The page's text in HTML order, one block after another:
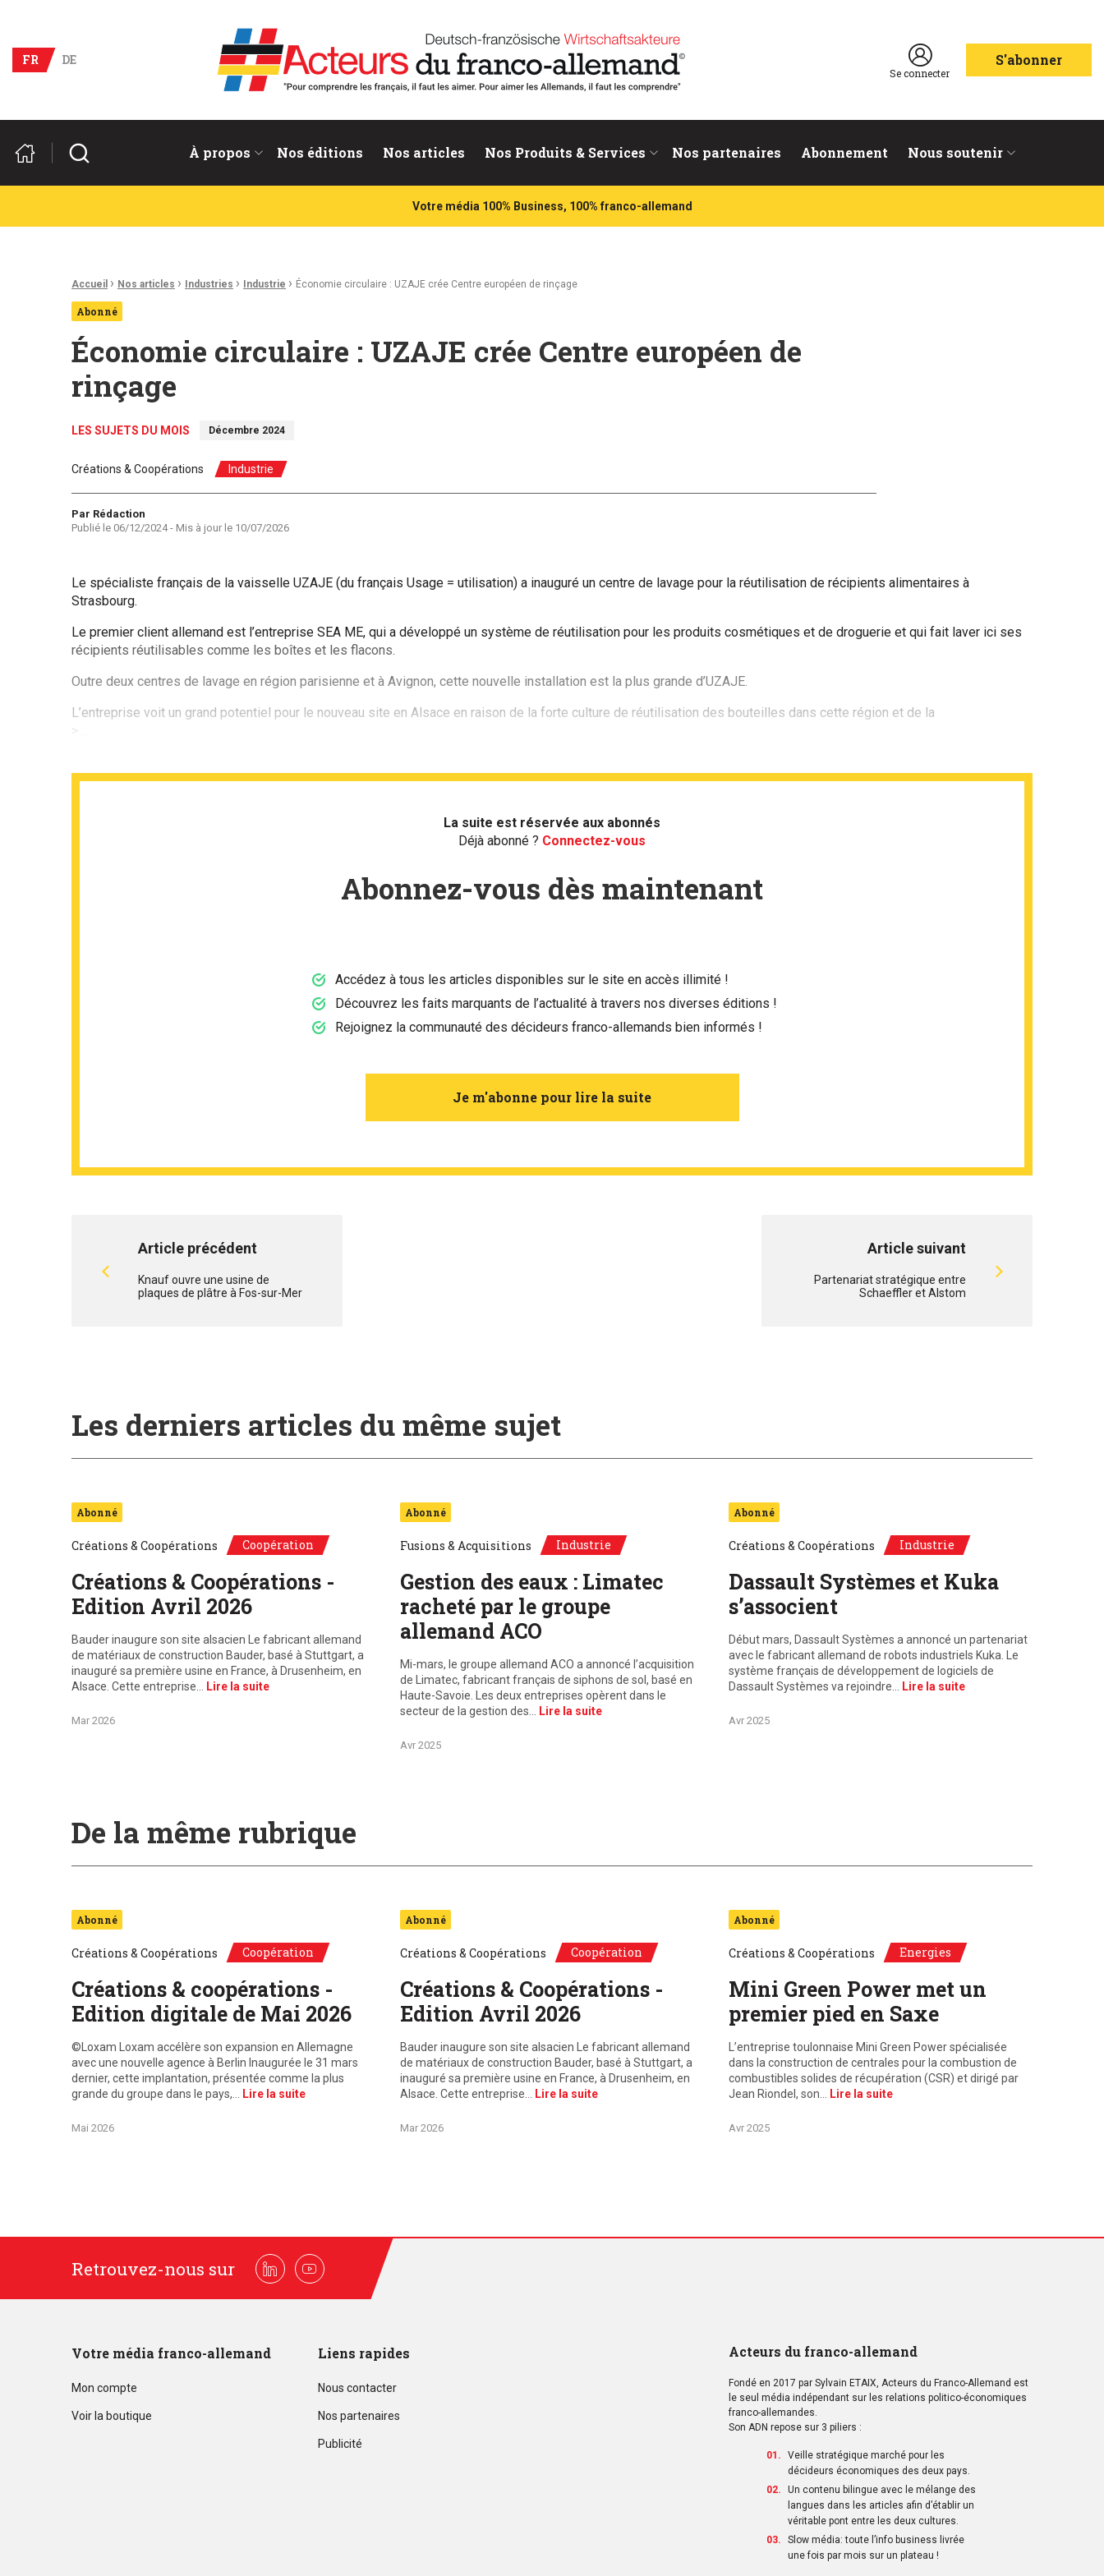
Acteurs du franco-allemand
FR
DE
Se connecter
S'abonner
À propos Nos éditions Nos articles Nos Produits & Services Nos partenaires Abonnement Nous soutenir
Rechercher
Votre média 100% Business, 100% franco-allemand
Fil d'Ariane :
Accueil › Nos articles › Industries › Industrie › Économie circulaire : UZAJE crée Centre européen de rinçage
Abonné
Économie circulaire : UZAJE crée Centre européen de
rinçage
LES SUJETS DU MOIS Décembre 2024
Créations & Coopérations Industrie
Auteur
Par Rédaction
Publié le 06/12/2024- Mis à jour le 10/07/2026
Le spécialiste français de la vaisselle UZAJE (du français Usage = utilisation) a inauguré un centre de lavage pour la réutilisation de récipients alimentaires à
Strasbourg.
Le premier client allemand est l’entreprise SEA ME, qui a développé un système de réutilisation pour les produits cosmétiques et de droguerie et qui fait laver ici ses
récipients réutilisables comme les boîtes et les flacons.
Outre deux centres de lavage en région parisienne et à Avignon, cette nouvelle installation est la plus grande d’UZAJE.
L’entreprise voit un grand potentiel pour le nouveau site en Alsace en raison de la forte culture de réutilisation des bouteilles dans cette région et de la
> ...
La suite est réservée aux abonnés
Déjà abonné ? Connectez-vous
Abonnez-vous dès maintenant
Accédez à tous les articles disponibles sur le site en accès illimité !
Découvrez les faits marquants de l’actualité à travers nos diverses éditions !
Rejoignez la communauté des décideurs franco-allemands bien informés !
Je m'abonne pour lire la suite
Article précédent
Knauf ouvre une usine de
plaques de plâtre à Fos-sur-Mer
Article suivant
Partenariat stratégique entre
Schaeffler et Alstom
Les derniers articles du même sujet
Abonné
Créations & Coopérations Coopération
Créations & Coopérations -
Edition Avril 2026
Bauder inaugure son site alsacien Le fabricant allemand
de matériaux de construction Bauder, basé à Stuttgart, a
inauguré sa première usine en France, à Drusenheim, en
Alsace. Cette entreprise…
Lire la suite
Mar 2026
Abonné
Fusions & Acquisitions Industrie
Gestion des eaux : Limatec
racheté par le groupe
allemand ACO
Mi-mars, le groupe allemand ACO a annoncé l’acquisition
de Limatec, fabricant français de siphons de sol, basé en
Haute-Savoie. Les deux entreprises opèrent dans le
secteur de la gestion des…
Lire la suite
Avr 2025
Abonné
Créations & Coopérations Industrie
Dassault Systèmes et Kuka
s’associent
Début mars, Dassault Systèmes a annoncé un partenariat
avec le fabricant allemand de robots industriels Kuka. Le
système français de développement de logiciels de
Dassault Systèmes va rejoindre…
Lire la suite
Avr 2025
De la même rubrique
Abonné
Créations & Coopérations Coopération
Créations & coopérations -
Edition digitale de Mai 2026
©Loxam Loxam accélère son expansion en Allemagne
avec une nouvelle agence à Berlin Inaugurée le 31 mars
dernier, cette implantation, présentée comme la plus
grande du groupe dans le pays,…
Lire la suite
Mai 2026
Abonné
Créations & Coopérations Coopération
Créations & Coopérations -
Edition Avril 2026
Bauder inaugure son site alsacien Le fabricant allemand
de matériaux de construction Bauder, basé à Stuttgart, a
inauguré sa première usine en France, à Drusenheim, en
Alsace. Cette entreprise…
Lire la suite
Mar 2026
Abonné
Créations & Coopérations Energies
Mini Green Power met un
premier pied en Saxe
L’entreprise toulonnaise Mini Green Power spécialisée
dans la construction de centrales pour la combustion de
combustibles solides de récupération (CSR) et dirigé par
Jean Riondel, son…
Lire la suite
Avr 2025
Retrouvez-nous sur LinkedinYoutube
Votre média franco-allemand
Mon compte
Voir la boutique
Liens rapides
Nous contacter
Nos partenaires
Publicité
Acteurs du franco-allemand
Fondé en 2017 par Sylvain ETAIX, Acteurs du Franco-Allemand est
le seul média indépendant sur les relations politico-économiques
franco-allemandes.
Son ADN repose sur 3 piliers :
Veille stratégique marché pour les
décideurs économiques des deux pays.
Un contenu bilingue avec le mélange des
langues dans les articles afin d’établir un
véritable pont entre les deux cultures.
Slow média: toute l’info business livrée
une fois par mois sur un plateau !